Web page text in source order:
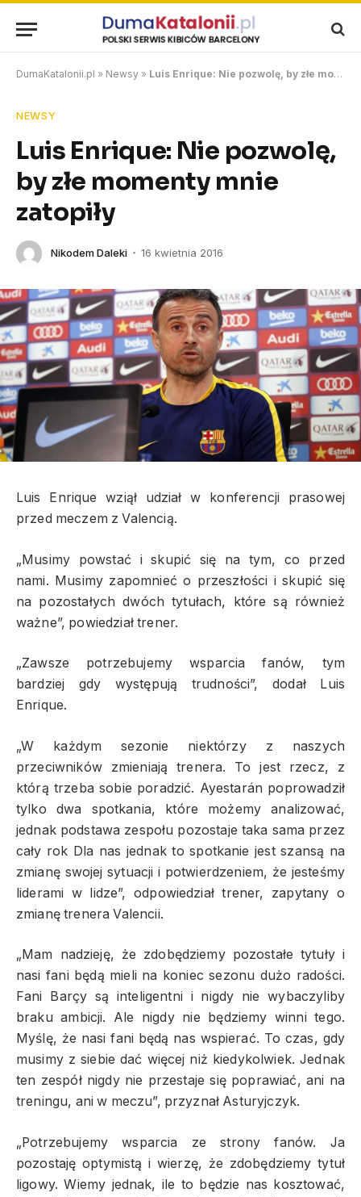
DumaKatalonii.pl » Newsy » Luis Enrique: Nie pozwolę, by złe momenty mnie zatopiły
NEWSY
Luis Enrique: Nie pozwolę,
by złe momenty mnie
zatopiły
Nikodem Daleki 16 kwietnia 2016
Luis Enrique wziął udział w konferencji prasowej
przed meczem z Valencią.
„Musimy powstać i skupić się na tym, co przed
nami. Musimy zapomnieć o przeszłości i skupić się
na pozostałych dwóch tytułach, które są również
ważne”, powiedział trener.
„Zawsze potrzebujemy wsparcia fanów, tym
bardziej gdy występują trudności”, dodał Luis
Enrique.
„W każdym sezonie niektórzy z naszych
przeciwników zmieniają trenera. To jest rzecz, z
którą trzeba sobie poradzić. Ayestarán poprowadził
tylko dwa spotkania, które możemy analizować,
jednak podstawa zespołu pozostaje taka sama przez
cały rok Dla nas jednak to spotkanie jest szansą na
zmianę swojej sytuacji i potwierdzeniem, że jesteśmy
liderami w lidze”, odpowiedział trener, zapytany o
zmianę trenera Valencii.
„Mam nadzieję, że zdobędziemy pozostałe tytuły i
nasi fani będą mieli na koniec sezonu dużo radości.
Fani Barçy są inteligentni i nigdy nie wybaczyliby
braku ambicji. Ale nigdy nie będziemy winni tego.
Myślę, że nasi fani będą nas wspierać. To czas, gdy
musimy z siebie dać więcej niż kiedykolwiek. Jednak
ten zespół nigdy nie przestaje się poprawiać, ani na
treningu, ani w meczu”, przyznał Asturyjczyk.
„Potrzebujemy wsparcia ze strony fanów. Ja
pozostaję optymistą i wierzę, że zdobędziemy tytuł
ligowy. Wiemy jednak, ile to będzie nas kosztować,